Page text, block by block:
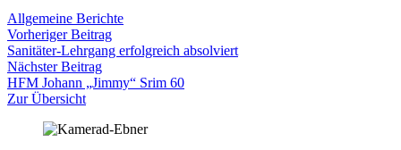
Allgemeine Berichte
Beitragsnavigation
Vorheriger BeitragVorheriger
Beitrag:
Sanitäter-Lehrgang erfolgreich absolviert
Nächster BeitragNächster
Beitrag:
HFM Johann „Jimmy“ Srim 60
Zur Übersicht